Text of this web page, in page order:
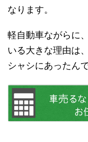
なります。
軽自動車ながらに
いる大きな理由は、
シャシにあったん